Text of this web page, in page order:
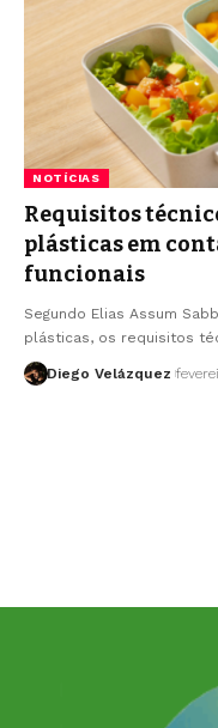
NOTÍCIAS
Requisitos
plásticas em
funcionais
Segundo Elias Assum
plásticas, os requisitos
Diego Velázquez